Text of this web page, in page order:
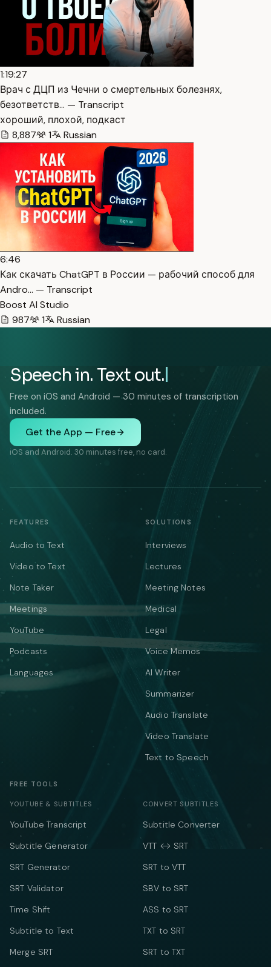
1:19:27
Врач с ДЦП из Чечни о смертельных болезнях,
безответств… — Transcript
хороший, плохой, подкаст
8,887
1 Russian
6:46
Как скачать ChatGPT в России — рабочий способ для
Andro… — Transcript
Boost AI Studio
987
1 Russian
Speech in. Text out.
Free on iOS and Android — 30 minutes of transcription
included.
Get the App — Free
iOS and Android. 30 minutes free, no card.
FEATURES
Audio to Text
Video to Text
Note Taker
Meetings
YouTube
Podcasts
Languages
SOLUTIONS
Interviews
Lectures
Meeting Notes
Medical
Legal
Voice Memos
AI Writer
Summarizer
Audio Translate
Video Translate
Text to Speech
FREE TOOLS
YOUTUBE & SUBTITLES
YouTube Transcript
Subtitle Generator
SRT Generator
SRT Validator
Time Shift
Subtitle to Text
Merge SRT
CONVERT SUBTITLES
Subtitle Converter
VTT ↔ SRT
SRT to VTT
SBV to SRT
ASS to SRT
TXT to SRT
SRT to TXT